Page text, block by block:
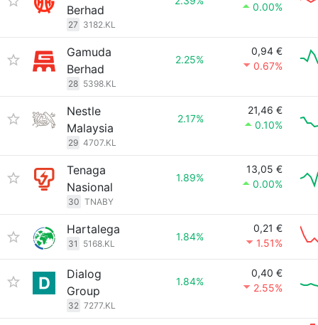
Berhad
27 3182.KL
0.00%
Gamuda
Berhad
28 5398.KL
2.25%
0,94 €
0.67%
Nestle
Malaysia
29 4707.KL
2.17%
21,46 €
0.10%
Tenaga
Nasional
30 TNABY
1.89%
13,05 €
0.00%
Hartalega
31 5168.KL
1.84%
0,21 €
1.51%
Dialog
Group
32 7277.KL
1.84%
0,40 €
2.55%